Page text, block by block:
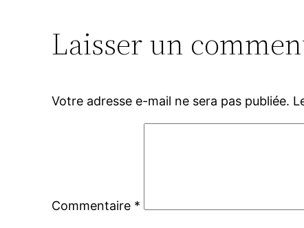
Laisser un
Votre adresse e-mail ne sera pas publiée.
Commentaire *